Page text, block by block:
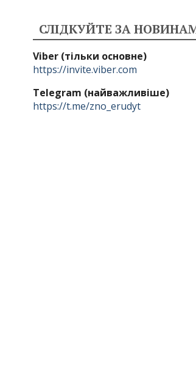
СЛІДКУЙТЕ ЗА
Viber (тільки основне)
https://invite.viber.com
Telegram (найважливіше)
https://t.me/zno_erudyt